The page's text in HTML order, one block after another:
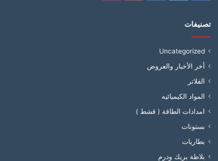
تصنيفات
Uncategorized
أخر الأخبار والعروض
الفلاتر
المواد الكيميائيه
امدادات الطاقة ( قشط )
بستونات
بطاريات
بلاطة بريك ودرم